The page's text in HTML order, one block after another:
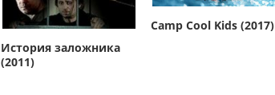
История заложника
(2011)
Camp Cool Kids (2017)